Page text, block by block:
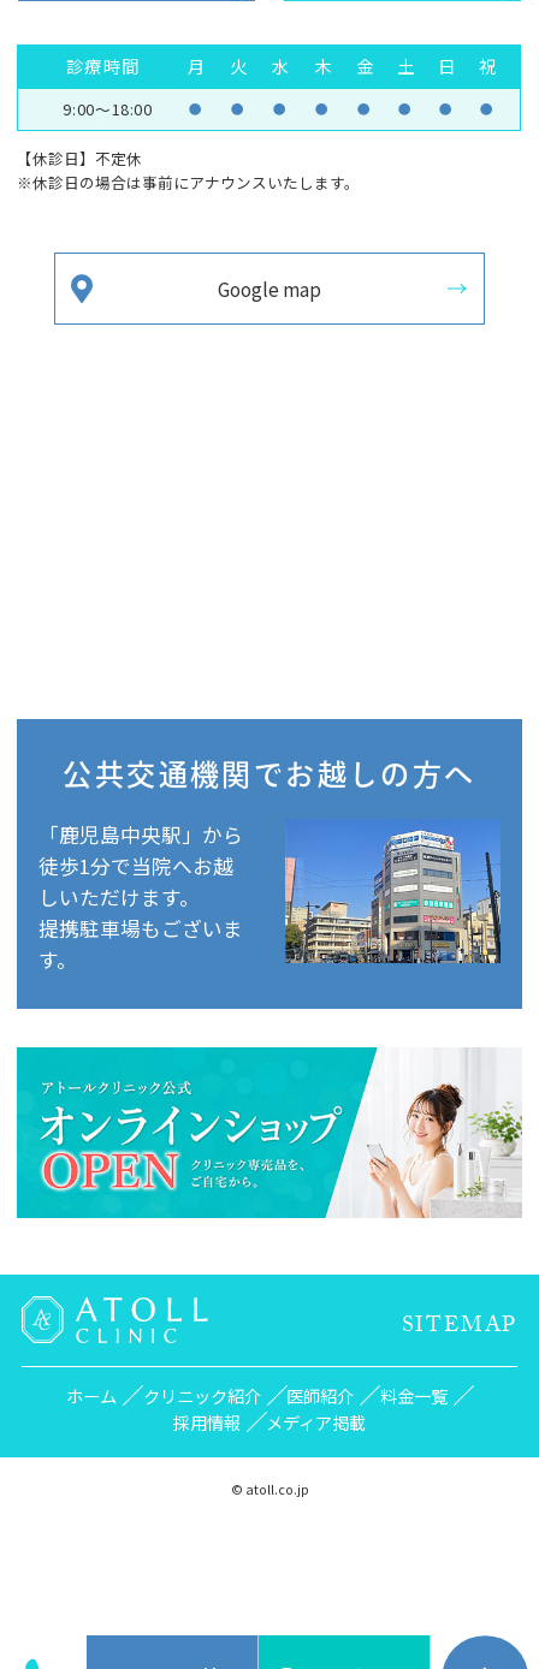
診療時間 月 火 水 木 金 土 日 祝
9:00～18:00 ● ● ● ● ● ● ● ●
【休診日】不定休
※休診日の場合は事前にアナウンスいたします。
Google map
公共交通機関で お越しの方へ
「鹿児島中央駅」から
徒歩1分で当院へお越
しいただけます。
提携駐車場もございま
す。
SITEMAP
ホーム クリニック紹介 医師紹介
料金一覧
採用情報
メディア掲載
© atoll.co.jp